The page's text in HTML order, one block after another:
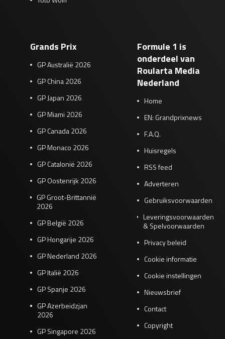
Grands Prix
GP Australië 2026
GP China 2026
GP Japan 2026
GP Miami 2026
GP Canada 2026
GP Monaco 2026
GP Catalonië 2026
GP Oostenrijk 2026
GP Groot-Brittannië
2026
GP België 2026
GP Hongarije 2026
GP Nederland 2026
GP Italië 2026
GP Spanje 2026
GP Azerbeidzjan
2026
GP Singapore 2026
Formule 1 is
onderdeel van
Roularta Media
Nederland
Home
EN: Grandprixnews
F.A.Q.
Huisregels
RSS feed
Adverteren
Gebruiksvoorwaarden
Leveringsvoorwaarden
& Spelvoorwaarden
Privacy beleid
Cookie informatie
Cookie instellingen
Nieuwsbrief
Contact
Copyright